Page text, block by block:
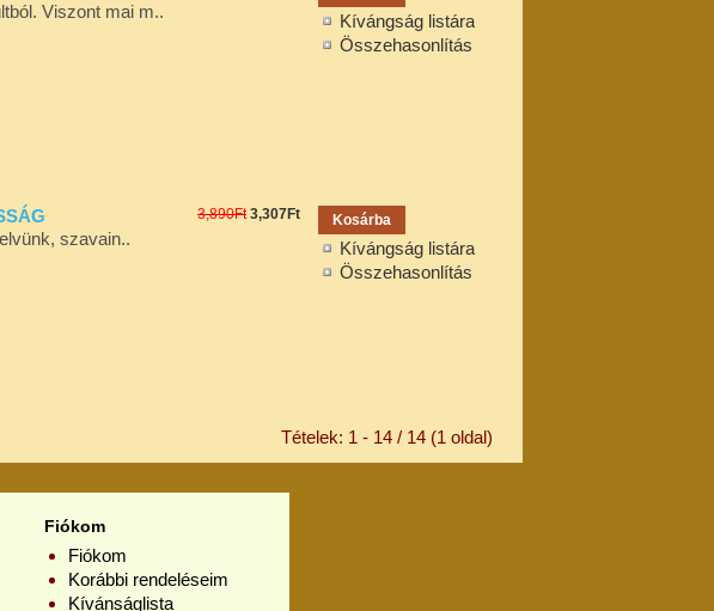
Kívángság listára
Összehasonlítás
Viszont mai m..
Kívángság listára
Összehasonlítás
3,890Ft 3,307Ft
szavain..
Tételek: 1 - 14 / 14 (1 oldal)
Fiókom
Fiókom
Korábbi rendeléseim
Kívánságlista